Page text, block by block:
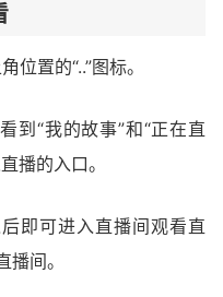
位置的“..”图标。
到“我的故事”和“正在直
播的入口。
即可进入直播间观看直
间。